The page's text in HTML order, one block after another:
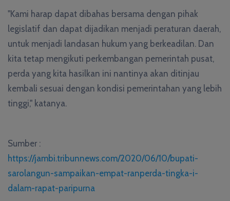
"Kami harap dapat dibahas bersama dengan pihak
legislatif dan dapat dijadikan menjadi peraturan daerah,
untuk menjadi landasan hukum yang berkeadilan. Dan
kita tetap mengikuti perkembangan pemerintah pusat,
perda yang kita hasilkan ini nantinya akan ditinjau
kembali sesuai dengan kondisi pemerintahan yang lebih
tinggi," katanya.
Sumber :
https://jambi.tribunnews.com/2020/06/10/bupati-
sarolangun-sampaikan-empat-ranperda-tingka-i-
dalam-rapat-paripurna